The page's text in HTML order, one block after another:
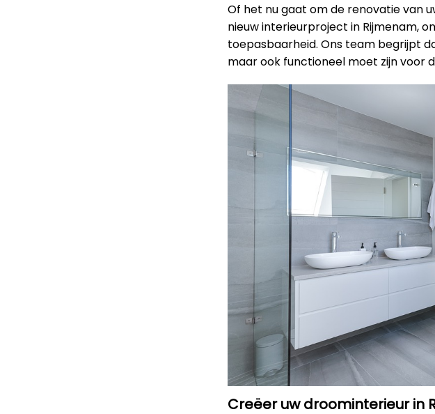
Of het nu gaat om de renovatie van
nieuw interieurproject in Rijmenam,
toepasbaarheid. Ons team begrijpt
maar ook functioneel moet zijn voor
Creëer uw droominterieur in